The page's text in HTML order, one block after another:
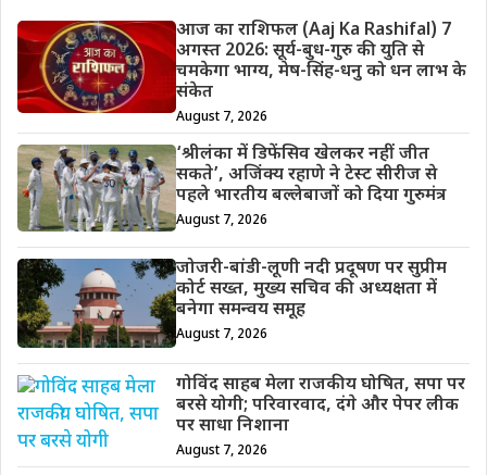
आज का राशिफल (Aaj Ka Rashifal) 7
अगस्त 2026: सूर्य-बुध-गुरु की युति से
चमकेगा भाग्य, मेष-सिंह-धनु को धन लाभ के
संकेत
August 7, 2026
‘श्रीलंका में डिफेंसिव खेलकर नहीं जीत
सकते’, अजिंक्य रहाणे ने टेस्ट सीरीज से
पहले भारतीय बल्लेबाजों को दिया गुरुमंत्र
August 7, 2026
जोजरी-बांडी-लूणी नदी प्रदूषण पर सुप्रीम
कोर्ट सख्त, मुख्य सचिव की अध्यक्षता में
बनेगा समन्वय समूह
August 7, 2026
गोविंद साहब मेला राजकीय घोषित, सपा पर
बरसे योगी; परिवारवाद, दंगे और पेपर लीक
पर साधा निशाना
August 7, 2026